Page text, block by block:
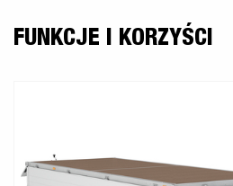
FUNKCJE I KORZYŚCI